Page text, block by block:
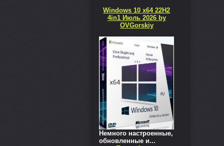
Windows 10 x64 22H2
4in1 Июль 2026 by
OVGorskiy
Немного настроенные,
обновленные и...